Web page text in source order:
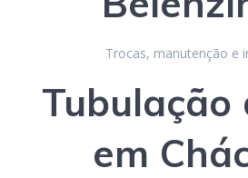
Trocas, manutenção e
Tubulação
em